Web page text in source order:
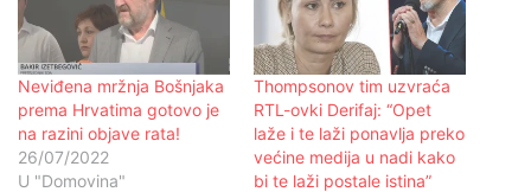
Neviđena mržnja Bošnjaka
prema Hrvatima gotovo je
na razini objave rata!
26/07/2022
U "Domovina"
Thompsonov tim uzvraća
RTL-ovki Derifaj: “Opet
laže i te laži ponavlja preko
većine medija u nadi kako
bi te laži postale istina”